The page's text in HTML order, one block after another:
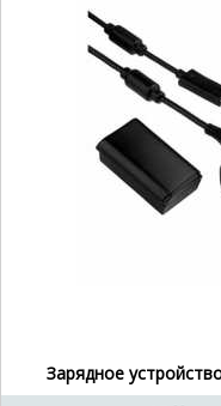
Зарядное